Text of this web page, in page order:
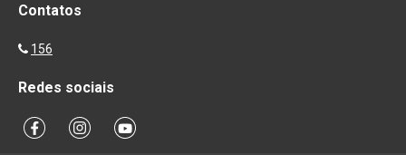
Contatos
156
Redes sociais